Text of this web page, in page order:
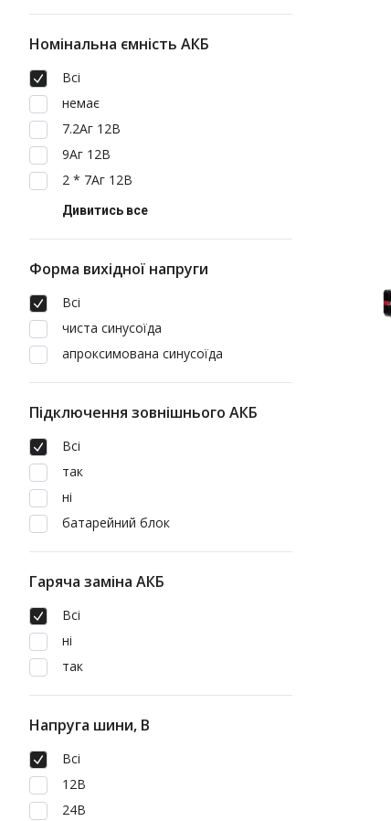
Номінальна ємність АКБ
Всі
немає
7.2Аг 12В
9Аг 12В
2 * 7Аг 12В
Дивитись все
Форма вихідної напруги
Всі
чиста синусоїда
апроксимована синусоїда
Підключення зовнішнього АКБ
Всі
так
ні
батарейний блок
Гаряча заміна АКБ
Всі
ні
так
Напруга шини, В
Всі
12В
24В